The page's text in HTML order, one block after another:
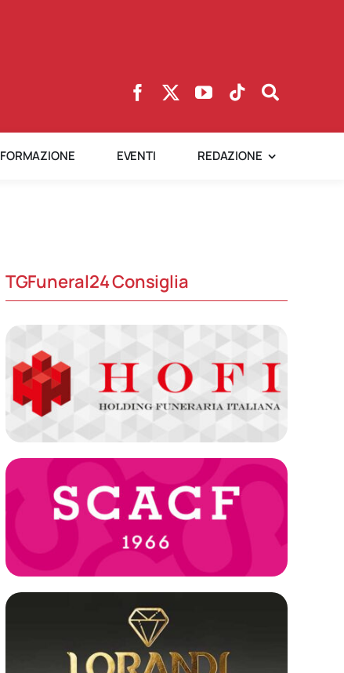
FORMAZIONE EVENTI REDAZIONE
TGFuneral24 Consiglia